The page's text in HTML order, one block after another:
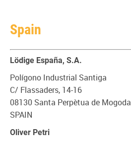
Spain
Lödige España, S.A.
Polígono Industrial Santiga
C/ Flassaders, 14-16
08130 Santa Perpètua de Mogoda
SPAIN
Oliver Petri